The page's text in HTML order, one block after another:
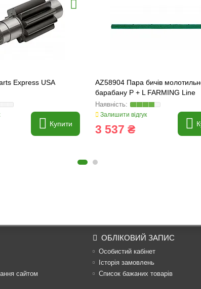
Express USA
Купити
AZ58904 Пара бичів
барабану P + L FARMING Line
Залишити відгук
3 537 ₴
сайтом
ОБЛІКОВИЙ ЗАПИС
Особистий кабінет
Історія замовлень
Список бажаних товарів